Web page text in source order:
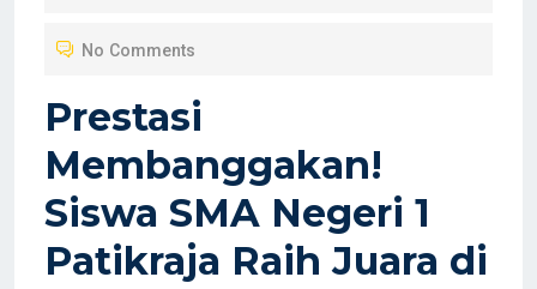
E
O
N
No Comments
Prestasi
Membanggakan!
Siswa SMA Negeri 1
Patikraja Raih Juara di